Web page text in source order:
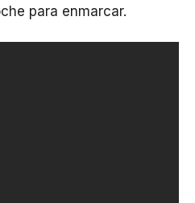
para enmarcar.